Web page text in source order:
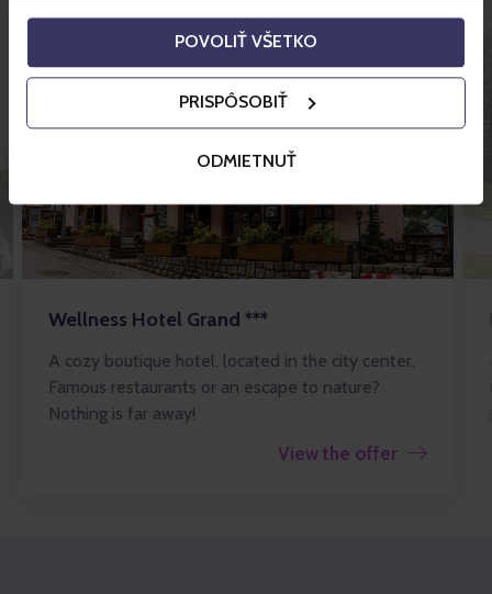
POVOLIŤ VŠETKO
PRISPÔSOBIŤ
ODMIETNUŤ
Wellness Hotel Grand ***
A cozy boutique hotel, located in the city center.
Famous restaurants or an escape to nature?
Nothing is far away!
View the offer